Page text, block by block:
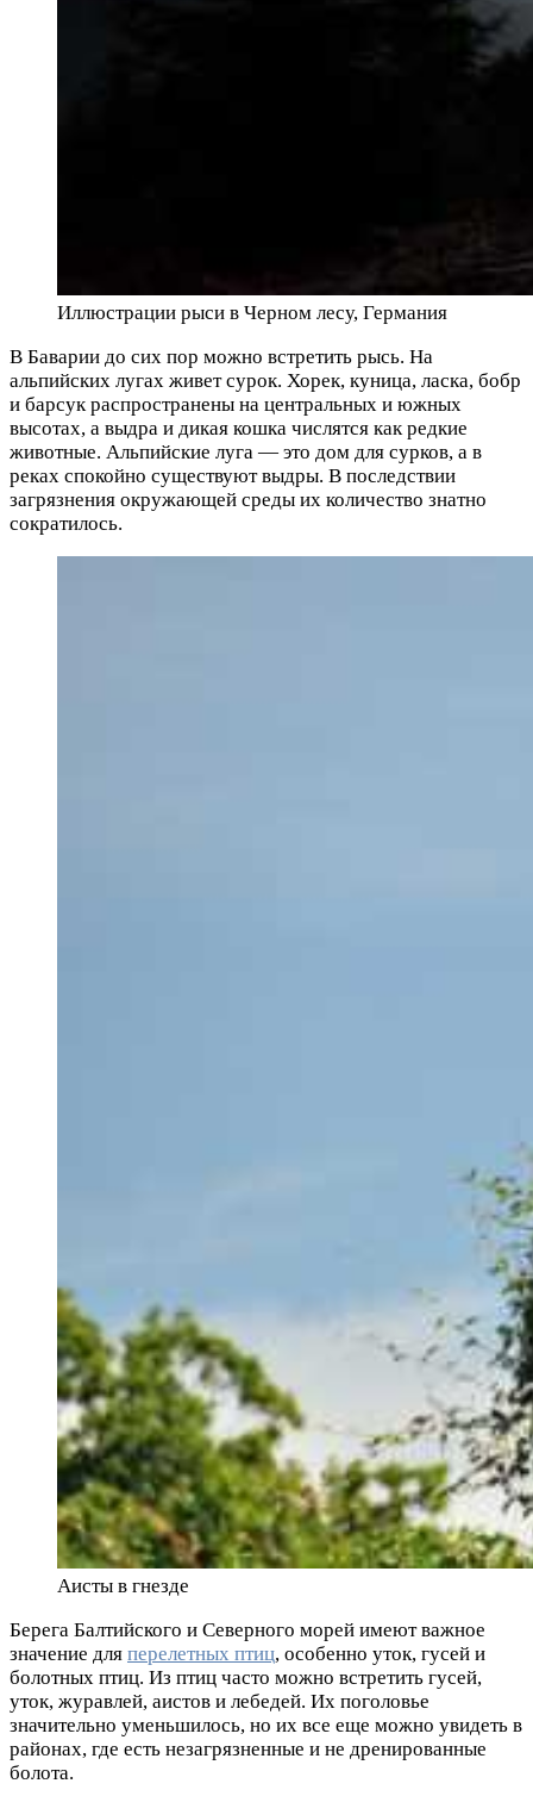
Иллюстрации рыси в Черном лесу, Германия
В Баварии до сих пор можно встретить рысь. На
альпийских лугах живет сурок. Хорек, куница, ласка, бобр
и барсук распространены на центральных и южных
высотах, а выдра и дикая кошка числятся как редкие
животные. Альпийские луга — это дом для сурков, а в
реках спокойно существуют выдры. В последствии
загрязнения окружающей среды их количество знатно
сократилось.
Аисты в гнезде
Берега Балтийского и Северного морей имеют важное
значение для перелетных птиц, особенно уток, гусей и
болотных птиц. Из птиц часто можно встретить гусей,
уток, журавлей, аистов и лебедей. Их поголовье
значительно уменьшилось, но их все еще можно увидеть в
районах, где есть незагрязненные и не дренированные
болота.